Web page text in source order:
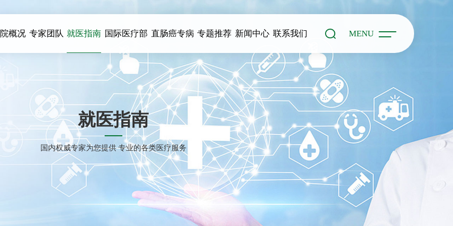
概况 专家团队 就医指南 国际医疗部 直肠癌专病 专题推荐 新闻中心 联系我们 MENU
就医指南
国内权威专家为您提供 专业的各类医疗服务